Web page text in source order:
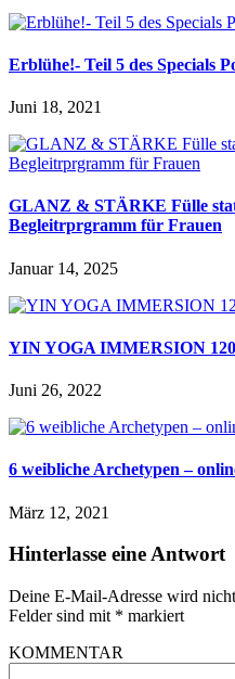
Erblühe!- Teil 5 des Specials
Juni 18, 2021
GLANZ & STÄRKE Fülle
Begleitrprgramm für Frauen
Januar 14, 2025
YIN YOGA IMMERSION
Juni 26, 2022
6 weibliche Archetypen –
März 12, 2021
Hinterlasse eine Antwort
Deine E-Mail-Adresse wird
Felder sind mit * markiert
KOMMENTAR